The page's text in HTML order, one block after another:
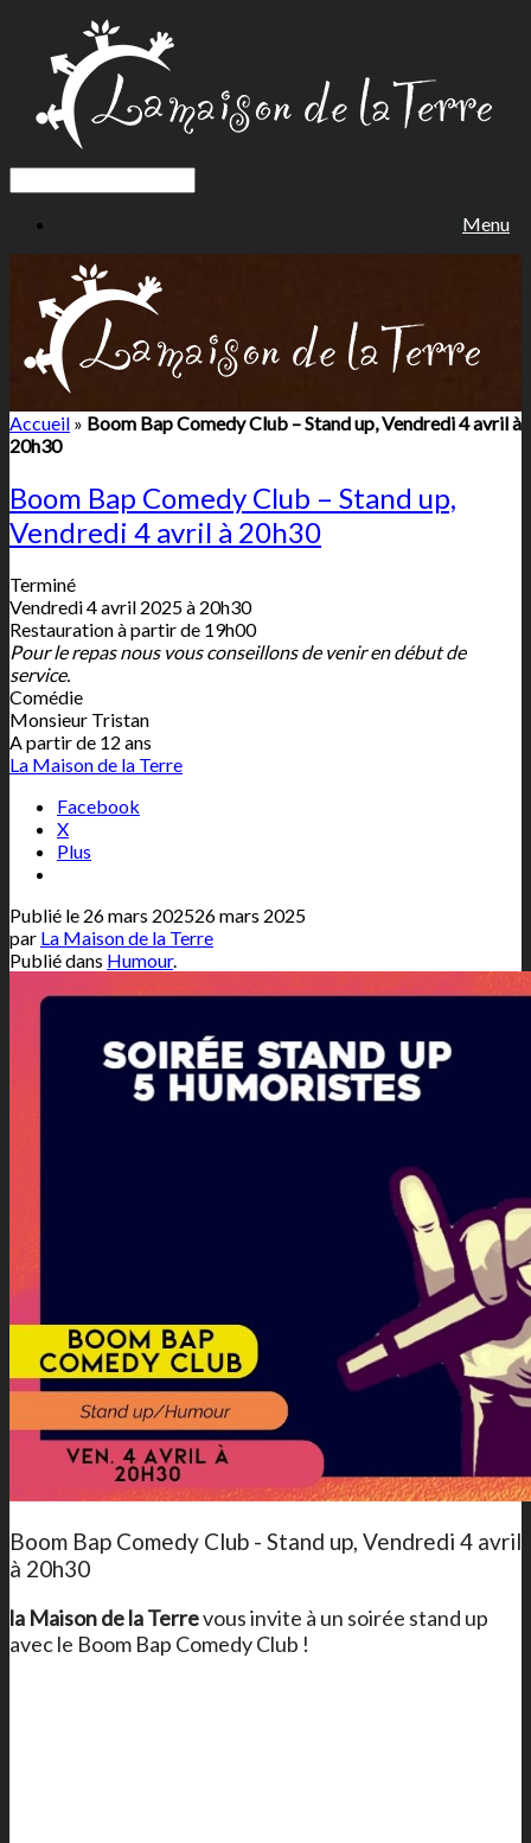
Menu
Accueil » Boom Bap Comedy Club – Stand up, Vendredi 4 avril à
20h30
Boom Bap Comedy Club – Stand up,
Vendredi 4 avril à 20h30
Terminé
Vendredi 4 avril 2025 à 20h30
Restauration à partir de 19h00
Pour le repas nous vous conseillons de venir en début de
service.
Comédie
Monsieur Tristan
A partir de 12 ans
La Maison de la Terre
Facebook
X
Plus
Publié le 26 mars 202526 mars 2025
par La Maison de la Terre
Publié dans Humour.
Boom Bap Comedy Club - Stand up, Vendredi 4 avril
à 20h30
la Maison de la Terrevous invite à un soirée stand up
avec le Boom Bap Comedy Club !